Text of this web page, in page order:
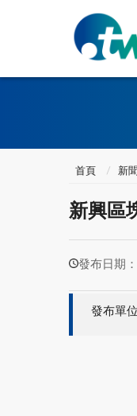
首頁 新
新興區
發布日期：
發布單